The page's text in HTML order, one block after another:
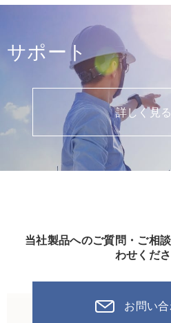
サポート
詳しく見る
当社製品へのご質問・ご相
わせくださ
お問い